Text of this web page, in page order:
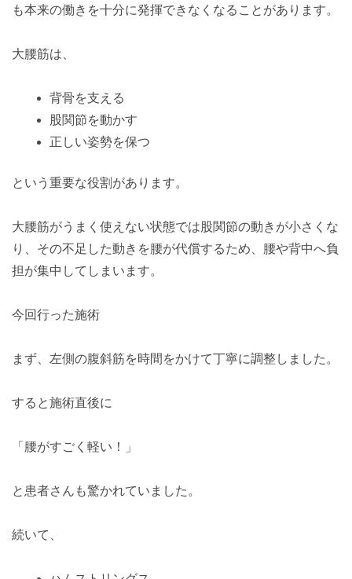
も本来の働きを十分に発揮できなくなることがあります。
大腰筋は、
背骨を支える
股関節を動かす
正しい姿勢を保つ
という重要な役割があります。
大腰筋がうまく使えない状態では股関節の動きが小さくな
り、その不足した動きを腰が代償するため、腰や背中へ負
担が集中してしまいます。
今回行った施術
まず、左側の腹斜筋を時間をかけて丁寧に調整しました。
すると施術直後に
「腰がすごく軽い！」
と患者さんも驚かれていました。
続いて、